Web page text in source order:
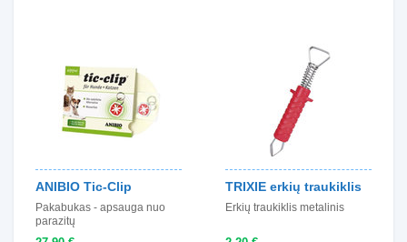
ANIBIO Tic-Clip
Pakabukas - apsauga nuo
parazitų
TRIXIE erkių traukiklis
Erkių traukiklis metalinis